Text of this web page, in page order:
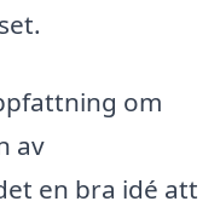
om
av
en bra idé att